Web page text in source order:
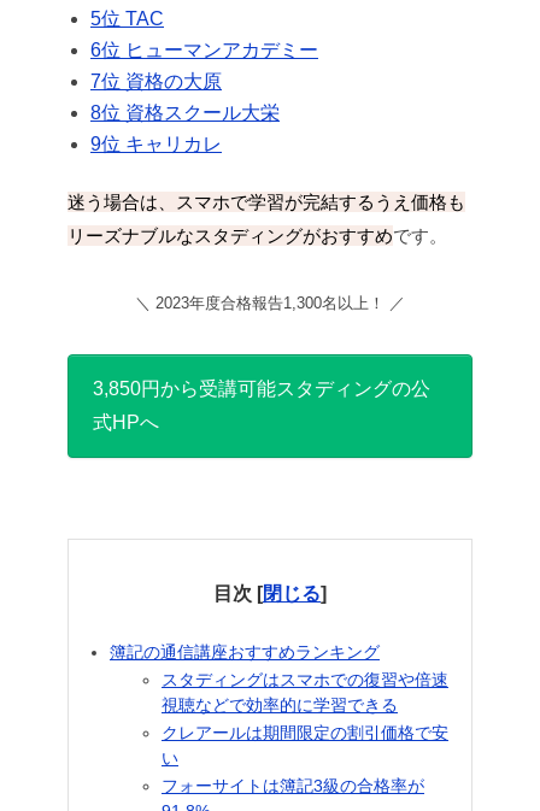
5位 TAC
6位 ヒューマンアカデミー
7位 資格の大原
8位 資格スクール大栄
9位 キャリカレ
迷う場合は、スマホで学習が完結するうえ価格も
リーズナブルなスタディングがおすすめです。
＼ 2023年度合格報告1,300名以上！ ／
3,850円から受講可能スタディングの公
式HPへ
目次 [閉じる]
簿記の通信講座おすすめランキング
スタディングはスマホでの復習や倍速
視聴などで効率的に学習できる
クレアールは期間限定の割引価格で安
い
フォーサイトは簿記3級の合格率が